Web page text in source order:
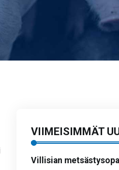
VIIMEISIMMÄT
Villisian